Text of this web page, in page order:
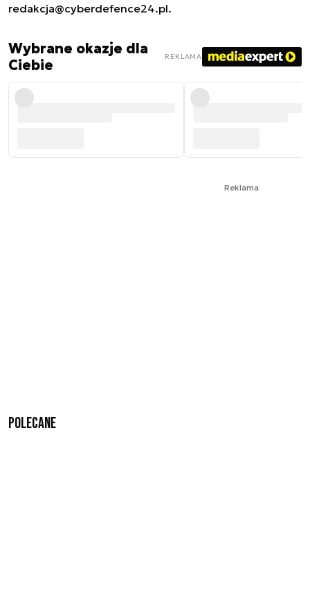
redakcja@cyberdefence24.pl.
Wybrane okazje dla
Ciebie
REKLAMA
Reklama
Polecane